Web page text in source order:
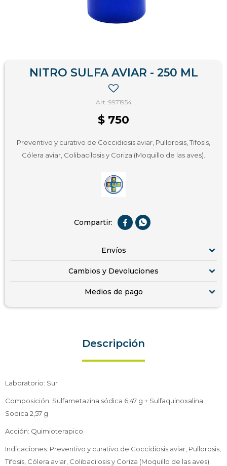
NITRO SULFA AVIAR - 250 ML
9971954
$ 750
Preventivo y curativo de Coccidiosis aviar, Pullorosis, Tifosis,
Cólera aviar, Colibacilosis y Coriza (Moquillo de las aves).
 
Envíos
Cambios y Devoluciones
Medios de pago
Descripción
Laboratorio: Sur
Composición: Sulfametazina sódica 6,47 g + Sulfaquinoxalina
Sodica 2,57 g
Acción: Quimioterapico
Indicaciones: Preventivo y curativo de Coccidiosis aviar, Pullorosis,
Tifosis, Cólera aviar, Colibacilosis y Coriza (Moquillo de las aves).